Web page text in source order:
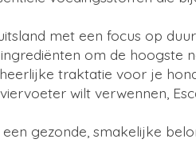
met een focus op
om de hoogste
traktatie voor je
wilt verwennen,
gezonde, smakelijke